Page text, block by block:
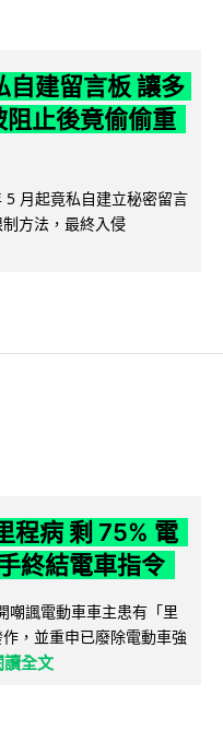
自建留言板 讓多
止後竟偷偷重
月起竟私自建立秘密留言
方法，最終入侵
程病 剩 75% 電
終結電車指令
嘲諷電動車車主患有「里
，並重申已廢除電動車強
讀全文